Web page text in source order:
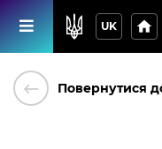
UK home
keyboard_backspace Повернутися